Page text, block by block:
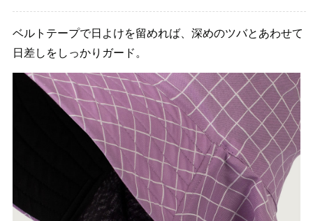
ベルトテープで日よけを留めれば、深めのツバとあわせて
日差しをしっかりガード。